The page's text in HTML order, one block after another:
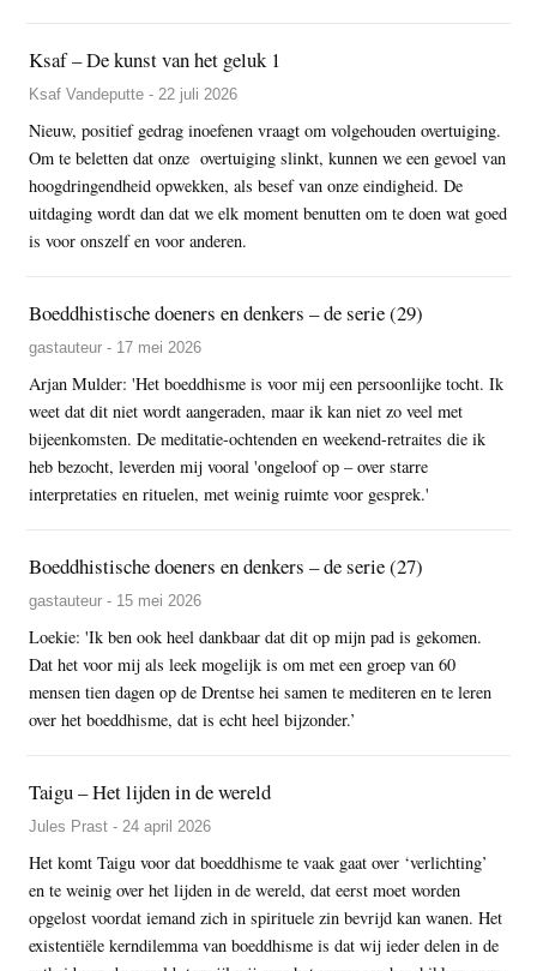
Ksaf – De kunst van het geluk 1
Ksaf Vandeputte - 22 juli 2026
Nieuw, positief gedrag inoefenen vraagt om volgehouden overtuiging.
Om te beletten dat onze overtuiging slinkt, kunnen we een gevoel van
hoogdringendheid opwekken, als besef van onze eindigheid. De
uitdaging wordt dan dat we elk moment benutten om te doen wat goed
is voor onszelf en voor anderen.
Boeddhistische doeners en denkers – de serie (29)
gastauteur - 17 mei 2026
Arjan Mulder: 'Het boeddhisme is voor mij een persoonlijke tocht. Ik
weet dat dit niet wordt aangeraden, maar ik kan niet zo veel met
bijeenkomsten. De meditatie-ochtenden en weekend-retraites die ik
heb bezocht, leverden mij vooral 'ongeloof op – over starre
interpretaties en rituelen, met weinig ruimte voor gesprek.'
Boeddhistische doeners en denkers – de serie (27)
gastauteur - 15 mei 2026
Loekie: 'Ik ben ook heel dankbaar dat dit op mijn pad is gekomen.
Dat het voor mij als leek mogelijk is om met een groep van 60
mensen tien dagen op de Drentse hei samen te mediteren en te leren
over het boeddhisme, dat is echt heel bijzonder.’
Taigu – Het lijden in de wereld
Jules Prast - 24 april 2026
Het komt Taigu voor dat boeddhisme te vaak gaat over ‘verlichting’
en te weinig over het lijden in de wereld, dat eerst moet worden
opgelost voordat iemand zich in spirituele zin bevrijd kan wanen. Het
existentiële kerndilemma van boeddhisme is dat wij ieder delen in de